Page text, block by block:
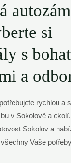
si
s
a
rychlou a
v Sokolově a
Sokolov a
Vaše